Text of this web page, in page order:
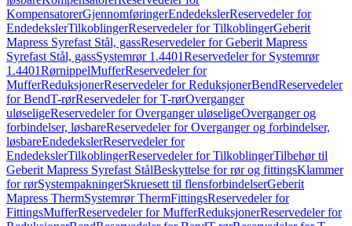
KompensatorerGjennomføringerEndedekslerReservedeler for
EndedekslerTilkoblingerReservedeler for TilkoblingerGeberit
Mapress Syrefast Stål, gassReservedeler for Geberit Mapress
Syrefast Stål, gassSystemrør 1.4401Reservedeler for Systemrør
1.4401RørnippelMufferReservedeler for
MufferReduksjonerReservedeler for ReduksjonerBendReservedeler
for BendT-rørReservedeler for T-rørOverganger
uløseligeReservedeler for Overganger uløseligeOverganger og
forbindelser, løsbareReservedeler for Overganger og forbindelser,
løsbareEndedekslerReservedeler for
EndedekslerTilkoblingerReservedeler for TilkoblingerTilbehør til
Geberit Mapress Syrefast StålBeskyttelse for rør og fittingsKlammer
for rørSystempakningerSkruesett til flensforbindelserGeberit
Mapress ThermSystemrør ThermFittingsReservedeler for
FittingsMufferReservedeler for MufferReduksjonerReservedeler for